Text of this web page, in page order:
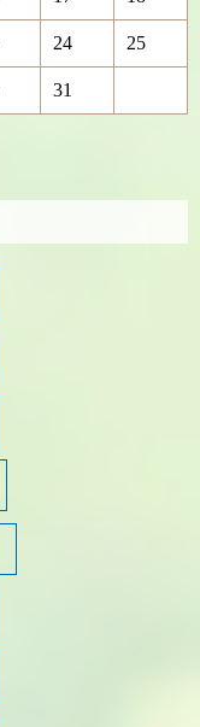
24 25
31